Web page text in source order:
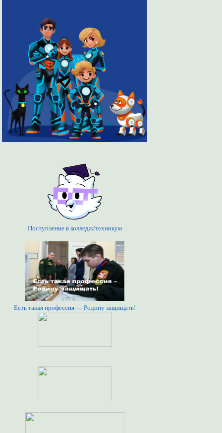
Поступление в колледж/техникум
Есть такая профессия — Родину защищать!